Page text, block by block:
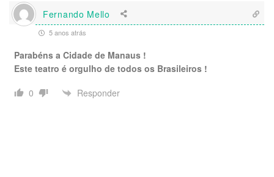
Fernando Mello
5 anos atrás
Parabéns a Cidade de Manaus !
Este teatro é orgulho de todos os Brasileiros !
0
Responder